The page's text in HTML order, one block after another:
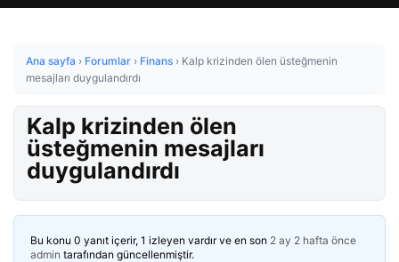
Ana sayfa › Forumlar › Finans › Kalp krizinden ölen üsteğmenin
mesajları duygulandırdı
Kalp krizinden ölen
üsteğmenin mesajları
duygulandırdı
Bu konu 0 yanıt içerir, 1 izleyen vardır ve en son 2 ay 2 hafta önce
admin tarafından güncellenmiştir.